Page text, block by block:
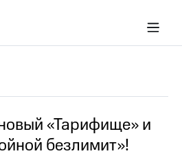
«Тарифище» и
безлимит»!